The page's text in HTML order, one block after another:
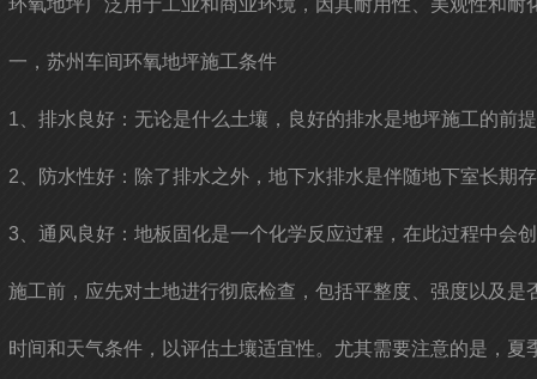
环氧地坪广泛用于工业和商业环境，因其耐用性、美观性和
一，苏州车间环氧地坪施工条件
1、排水良好：无论是什么土壤，良好的排水是地坪施工的前
2、防水性好：除了排水之外，地下水排水是伴随地下室长期
3、通风良好：地板固化是一个化学反应过程，在此过程中会
施工前，应先对土地进行彻底检查，包括平整度、强度以及
时间和天气条件，以评估土壤适宜性。尤其需要注意的是，